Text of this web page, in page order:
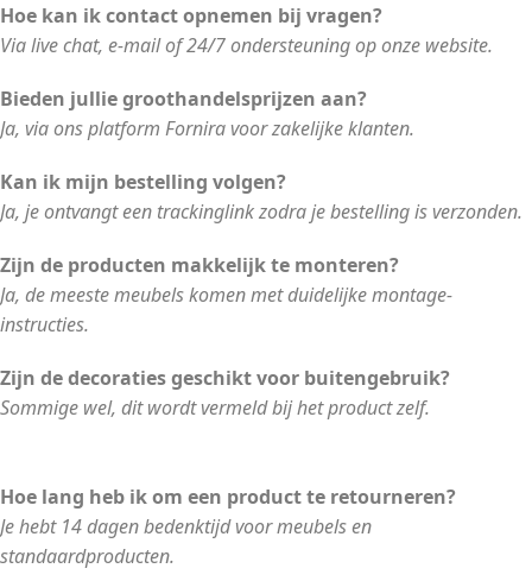
Hoe kan ik contact opnemen bij vragen?
Via live chat, e-mail of 24/7 ondersteuning op onze website.
Bieden jullie groothandelsprijzen aan?
Ja, via ons platform Fornira voor zakelijke klanten.
Kan ik mijn bestelling volgen?
Ja, je ontvangt een trackinglink zodra je bestelling is verzonden.
Zijn de producten makkelijk te monteren?
Ja, de meeste meubels komen met duidelijke montage-
instructies.
Zijn de decoraties geschikt voor buitengebruik?
Sommige wel, dit wordt vermeld bij het product zelf.
Hoe lang heb ik om een product te retourneren?
Je hebt 14 dagen bedenktijd voor meubels en
standaardproducten.